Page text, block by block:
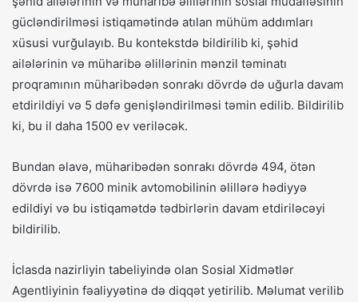
gücləndirilməsi istiqamətində atılan mühüm addımları
xüsusi vurğulayıb. Bu kontekstdə bildirilib ki, şəhid
ailələrinin və müharibə əlillərinin mənzil təminatı
proqramının müharibədən sonrakı dövrdə də uğurla davam
etdirildiyi və 5 dəfə genişləndirilməsi təmin edilib. Bildirilib
ki, bu il daha 1500 ev veriləcək.
Bundan əlavə, müharibədən sonrakı dövrdə 494, ötən
dövrdə isə 7600 minik avtomobilinin əlillərə hədiyyə
edildiyi və bu istiqamətdə tədbirlərin davam etdiriləcəyi
bildirilib.
İclasda nazirliyin tabeliyində olan Sosial Xidmətlər
Agentliyinin fəaliyyətinə də diqqət yetirilib. Məlumat verilib